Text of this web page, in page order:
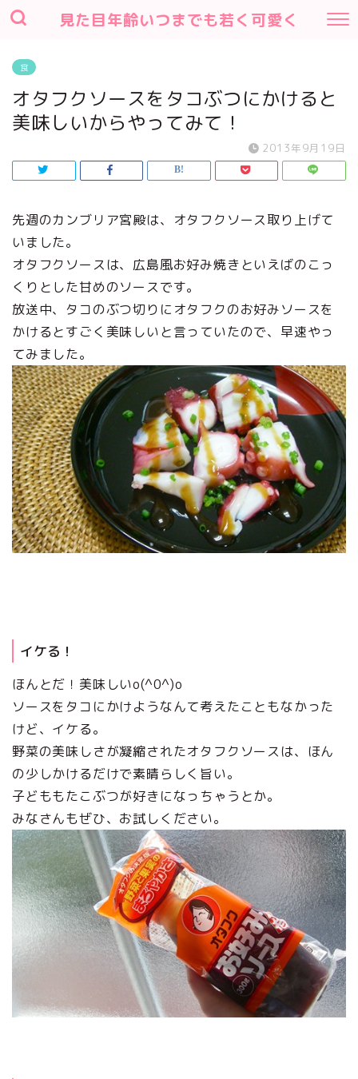
見た目年齢いつまでも若く可愛く
食
オタフクソースをタコぶつにかけると
美味しいからやってみて！
2013年9月19日
先週のカンブリア宮殿は、オタフクソース取り上げて
いました。
オタフクソースは、広島風お好み焼きといえばのこっ
くりとした甘めのソースです。
放送中、タコのぶつ切りにオタフクのお好みソースを
かけるとすごく美味しいと言っていたので、早速やっ
てみました。
イケる！
ほんとだ！美味しいo(^0^)o
ソースをタコにかけようなんて考えたこともなかった
けど、イケる。
野菜の美味しさが凝縮されたオタフクソースは、ほん
の少しかけるだけで素晴らしく旨い。
子どももたこぶつが好きになっちゃうとか。
みなさんもぜひ、お試しください。